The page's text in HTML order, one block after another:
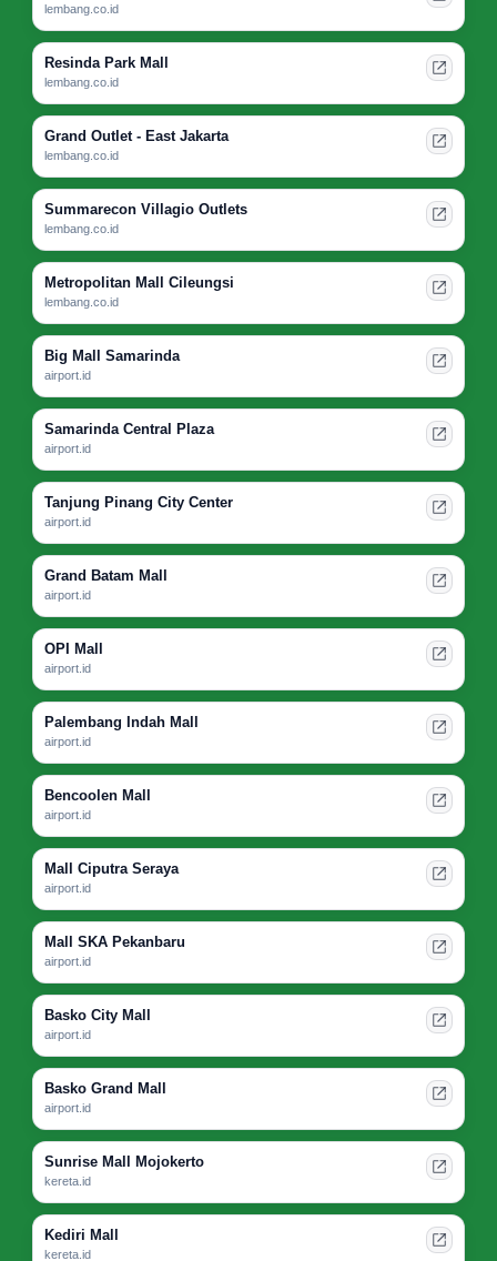
lembang.co.id
Resinda Park Mall
lembang.co.id
Grand Outlet - East Jakarta
lembang.co.id
Summarecon Villagio Outlets
lembang.co.id
Metropolitan Mall Cileungsi
lembang.co.id
Big Mall Samarinda
airport.id
Samarinda Central Plaza
airport.id
Tanjung Pinang City Center
airport.id
Grand Batam Mall
airport.id
OPI Mall
airport.id
Palembang Indah Mall
airport.id
Bencoolen Mall
airport.id
Mall Ciputra Seraya
airport.id
Mall SKA Pekanbaru
airport.id
Basko City Mall
airport.id
Basko Grand Mall
airport.id
Sunrise Mall Mojokerto
kereta.id
Kediri Mall
kereta.id